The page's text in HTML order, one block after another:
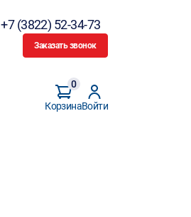
+7 (3822) 52-34-73
Заказать звонок
Корзина
0
Войти